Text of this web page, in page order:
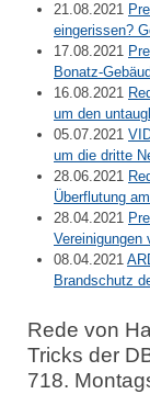
21.08.2021
eingerissen?
17.08.2021
Bonatz-
16.08.2021
um den
05.07.2021
um die dritte
28.06.2021
Überflutung
28.04.2021
Vereinigungen
08.04.2021
Brandschutz
Rede von
Tricks der
718.